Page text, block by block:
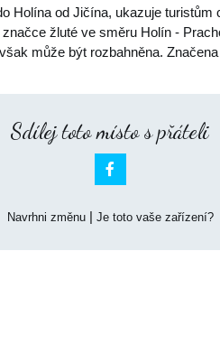
Holína od Jičína, ukazuje
žluté ve směru Holín -
může být rozbahněna.
Sdílej toto místo s přáteli

Navrhni změnu| Je toto vaše zařízení?